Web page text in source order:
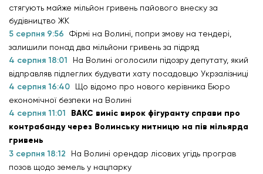
стягують майже мільйон гривень пайового внеску за
будівництво ЖК
5 серпня 9:56
Фірмі на Волині, попри змову на тендері,
залишили понад два мільйони гривень за підряд
4 серпня 18:01
На Волині оголосили підозру депутату, який
відправляв підлеглих будувати хату посадовцю Укрзалізниці
4 серпня 16:40
Що відомо про нового керівника Бюро
економічної безпеки на Волині
4 серпня 11:01
ВАКС виніс вирок фігуранту справи про
контрабанду через Волинську митницю на пів мільярда
гривень
3 серпня 18:12
На Волині орендар лісових угідь програв
позов щодо земель у нацпарку